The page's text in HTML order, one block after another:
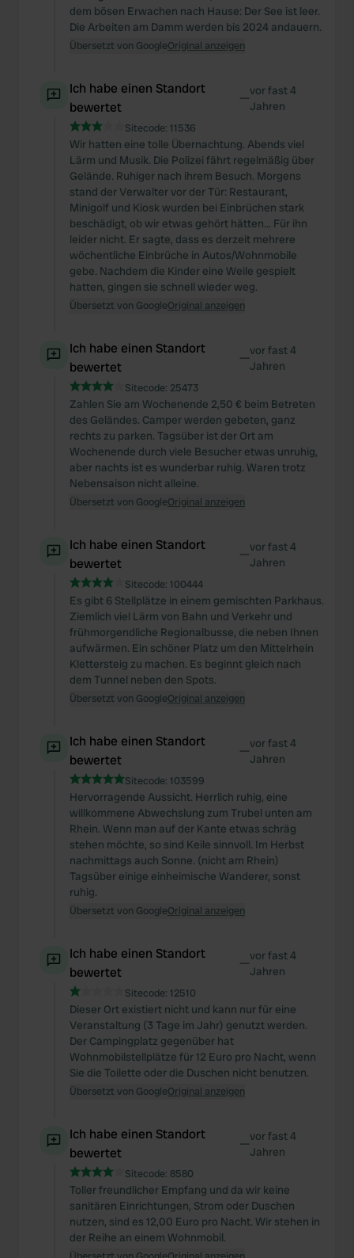
dem bösen Erwachen nach Hause: Der See ist leer.
Die Arbeiten am Damm werden bis 2024 andauern.
Übersetzt von GoogleOriginal anzeigen
Ich habe einen Standort
bewertet
—vor fast 4
Jahren
Sitecode: 11536
Wir hatten eine tolle Übernachtung. Abends viel
Lärm und Musik. Die Polizei fährt regelmäßig über
Gelände. Ruhiger nach ihrem Besuch. Morgens
stand der Verwalter vor der Tür: Restaurant,
Minigolf und Kiosk wurden bei Einbrüchen stark
beschädigt, ob wir etwas gehört hätten… Für ihn
leider nicht. Er sagte, dass es derzeit mehrere
wöchentliche Einbrüche in Autos/Wohnmobile
gebe. Nachdem die Kinder eine Weile gespielt
hatten, gingen sie schnell wieder weg.
Übersetzt von GoogleOriginal anzeigen
Ich habe einen Standort
bewertet
—vor fast 4
Jahren
Sitecode: 25473
Zahlen Sie am Wochenende 2,50 € beim Betreten
des Geländes. Camper werden gebeten, ganz
rechts zu parken. Tagsüber ist der Ort am
Wochenende durch viele Besucher etwas unruhig,
aber nachts ist es wunderbar ruhig. Waren trotz
Nebensaison nicht alleine.
Übersetzt von GoogleOriginal anzeigen
Ich habe einen Standort
bewertet
—vor fast 4
Jahren
Sitecode: 100444
Es gibt 6 Stellplätze in einem gemischten Parkhaus.
Ziemlich viel Lärm von Bahn und Verkehr und
frühmorgendliche Regionalbusse, die neben Ihnen
aufwärmen. Ein schöner Platz um den Mittelrhein
Klettersteig zu machen. Es beginnt gleich nach
dem Tunnel neben den Spots.
Übersetzt von GoogleOriginal anzeigen
Ich habe einen Standort
bewertet
—vor fast 4
Jahren
Sitecode: 103599
Hervorragende Aussicht. Herrlich ruhig, eine
willkommene Abwechslung zum Trubel unten am
Rhein. Wenn man auf der Kante etwas schräg
stehen möchte, so sind Keile sinnvoll. Im Herbst
nachmittags auch Sonne. (nicht am Rhein)
Tagsüber einige einheimische Wanderer, sonst
ruhig.
Übersetzt von GoogleOriginal anzeigen
Ich habe einen Standort
bewertet
—vor fast 4
Jahren
Sitecode: 12510
Dieser Ort existiert nicht und kann nur für eine
Veranstaltung (3 Tage im Jahr) genutzt werden.
Der Campingplatz gegenüber hat
Wohnmobilstellplätze für 12 Euro pro Nacht, wenn
Sie die Toilette oder die Duschen nicht benutzen.
Übersetzt von GoogleOriginal anzeigen
Ich habe einen Standort
bewertet
—vor fast 4
Jahren
Sitecode: 8580
Toller freundlicher Empfang und da wir keine
sanitären Einrichtungen, Strom oder Duschen
nutzen, sind es 12,00 Euro pro Nacht. Wir stehen in
der Reihe an einem Wohnmobil.